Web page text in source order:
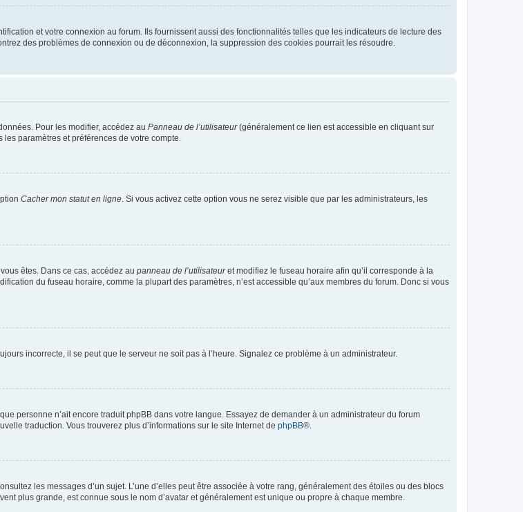
et votre connexion au forum. Ils fournissent aussi des fonctionnalités telles que les indicateurs de lecture des
des problèmes de connexion ou de déconnexion, la suppression des cookies pourrait les résoudre.
Pour les modifier, accédez au Panneau de l’utilisateur(généralement ce lien est accessible en cliquant sur
paramètres et préférences de votre compte.
Cacher mon statut en ligne . Si vous activez cette option vous ne serez visible que par les administrateurs, les
êtes. Dans ce cas, accédez au panneau de l’utilisateuret modifiez le fuseau horaire afin qu’il corresponde à la
du fuseau horaire, comme la plupart des paramètres, n’est accessible qu’aux membres du forum. Donc si vous
incorrecte, il se peut que le serveur ne soit pas à l’heure. Signalez ce problème à un administrateur.
personne n’ait encore traduit phpBB dans votre langue. Essayez de demander à un administrateur du forum
traduction. Vous trouverez plus d’informations sur le site Internet de phpBB®.
les messages d’un sujet. L’une d’elles peut être associée à votre rang, généralement des étoiles ou des blocs
plus grande, est connue sous le nom d’avatar et généralement est unique ou propre à chaque membre.